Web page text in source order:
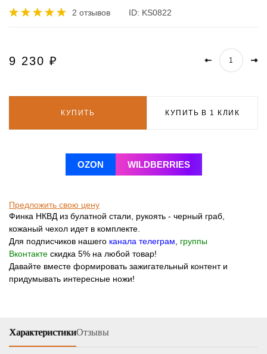
2 отзывов ID: KS0822
9 230 ₽
КУПИТЬ КУПИТЬ В 1 КЛИК
OZON WILDBERRIES
Предложить свою цену
Финка НКВД из булатной стали, рукоять - черный граб,
кожаный чехол идет в комплекте.
Для подписчиков нашего канала телеграм
группы
Вконтакте скидка 5% на любой товар!
Давайте вместе формировать зажигательный контент и
придумывать интересные ножи!
ХарактеристикиОтзывы